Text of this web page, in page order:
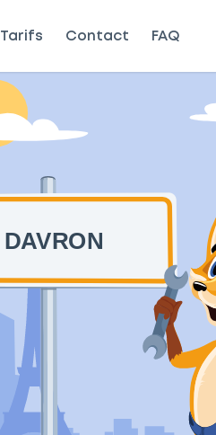
Tarifs Contact FAQ
DAVRON